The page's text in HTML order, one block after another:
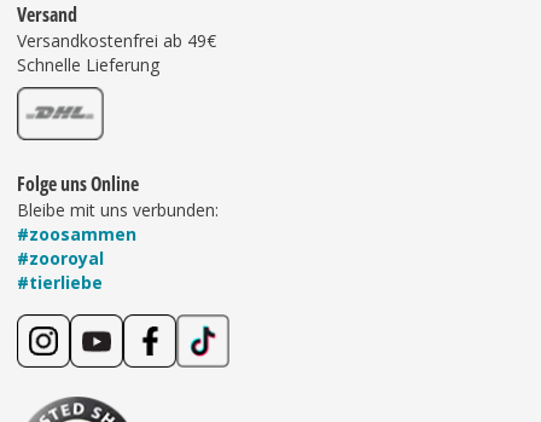
Versand
Versandkostenfrei ab 49€
Schnelle Lieferung
Folge uns Online
Bleibe mit uns verbunden:
#zoosammen
#zooroyal
#tierliebe